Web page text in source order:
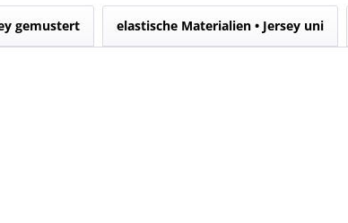
gemustert elastische Materialien • Jersey uni